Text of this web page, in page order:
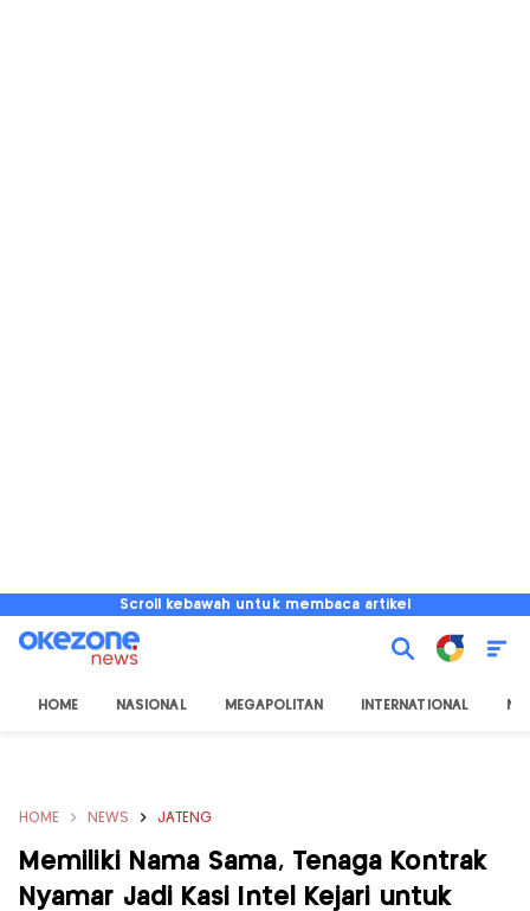
Scroll kebawah untuk membaca artikel
HOME NASIONAL MEGAPOLITAN INTERNATIONAL
HOME NEWS JATENG
Memiliki Nama Sama, Tenaga Kontrak
Nyamar Jadi Kasi Intel Kejari untuk